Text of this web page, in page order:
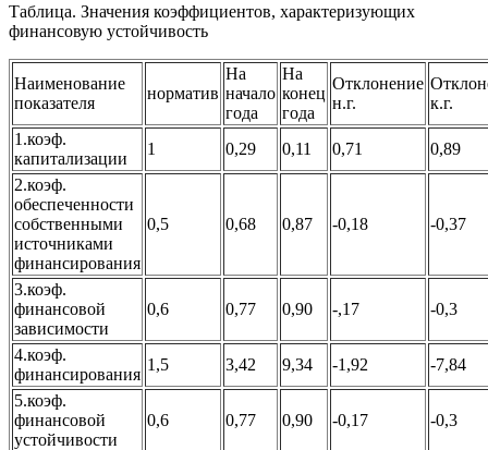
Таблица. Значения коэффициентов, характеризующих
финансовую устойчивость
Наименование
показателя
норматив
На
начало
года
На
конец
года
Отклонение
н.г.
к.г.
1.коэф.
капитализации
1 0,29 0,11 0,71
0,89
2.коэф.
обеспеченности
собственными
источниками
финансирования
0,5 0,68 0,87 -0,18 -0,37
3.коэф.
финансовой
зависимости
0,6 0,77 0,90 -,17 -0,3
4.коэф.
финансирования
1,5 3,42 9,34 -1,92
-7,84
5.коэф.
финансовой
устойчивости
0,6 0,77 0,90 -0,17 -0,3